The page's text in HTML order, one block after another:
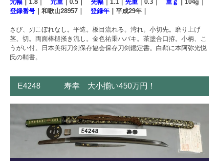
元幅 ｜1.8｜ 元重 ｜0.5｜ 先幅 ｜1.1｜ 先重 ｜0.3｜ 重ｇ
｜104g｜
登録番号 ｜和歌山28957｜ 登録年 ｜平成29年｜
さび、刃こぼれなし。平造。板目流れる。湾れ。小切先。磨り上げ
茎。切。両面棒樋掻き流し。金色祐乗ハバキ。茶塗合口拵。小柄、こ
うがい付。日本美術刀剣保存協会保存刀剣鑑定書。白鞘に本阿弥光悦
氏の鞘書。
E4248 寿幸 大小揃い450万円！